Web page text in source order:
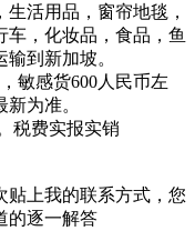
活用品，窗帘地毯，
车，化妆品，食品，鱼
到新加坡。
敏感货600人民币左
为准。
税费实报实销
贴上我的联系方式，您
的逐一解答